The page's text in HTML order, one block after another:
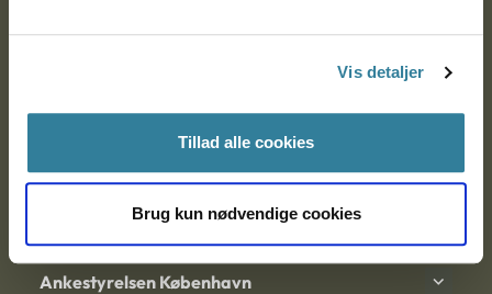
Vis detaljer
Tillad alle cookies
Brug kun nødvendige cookies
Ankestyrelsen Aalborg
Ankestyrelsen København